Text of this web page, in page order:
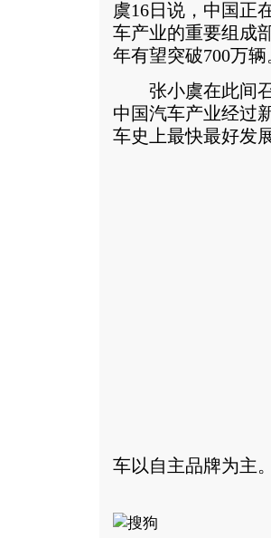
虞16日说，中国正
车产业的重要组成
年有望突破700万辆
张小虞在此间召
中国汽车产业经过
车史上最快最好发
车以自主品牌为主。